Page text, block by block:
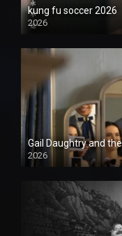
kung fu soccer 2026
2026
1080P
Gail Daughtry and
2026
1080P